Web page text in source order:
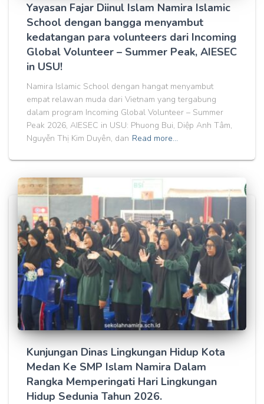
Yayasan Fajar Diinul Islam Namira Islamic
School dengan bangga menyambut
kedatangan para volunteers dari Incoming
Global Volunteer – Summer Peak, AIESEC
in USU!
Namira Islamic School dengan hangat menyambut
empat relawan muda dari Vietnam yang tergabung
dalam program Incoming Global Volunteer – Summer
Peak 2026, AIESEC in USU: Phuong Bui, Diệp Anh Tâm,
Nguyễn Thị Kim Duyên, dan Read more…
Kunjungan Dinas Lingkungan Hidup Kota
Medan Ke SMP Islam Namira Dalam
Rangka Memperingati Hari Lingkungan
Hidup Sedunia Tahun 2026.